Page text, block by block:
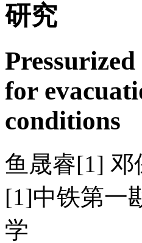
研究
for
conditions
鱼晟睿[1]
[1]中铁第一
学